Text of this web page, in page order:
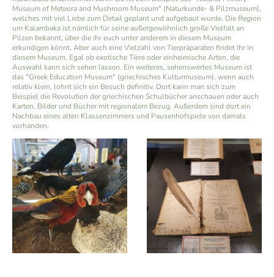
Museum of Meteora and Mushroom Museum" (Naturkunde- & Pilzmuseum),
welches mit viel Liebe zum Detail geplant und aufgebaut wurde. Die Region
um Kalambaka ist nämlich für seine außergewöhnlich große Vielfalt an
Pilzen bekannt, über die ihr euch unter anderem in diesem Museum
erkundigen könnt. Aber auch eine Vielzahl von Tierpräparaten findet ihr in
diesem Museum. Egal ob exotische Tiere oder einheimische Arten, die
Auswahl kann sich sehen lassen. Ein weiteres, sehenswertes Museum ist
das "Greek Education Museum" (griechisches Kulturmuseum), wenn auch
relativ klein, lohnt sich ein Besuch definitiv. Dort kann man sich zum
Beispiel die Revolution der griechischen Schulbücher anschauen oder auch
Karten, Bilder und Bücher mit regionalem Bezug. Außerdem sind dort ein
Nachbau eines alten Klassenzimmers und Pausenhofspiele von damals
vorhanden.